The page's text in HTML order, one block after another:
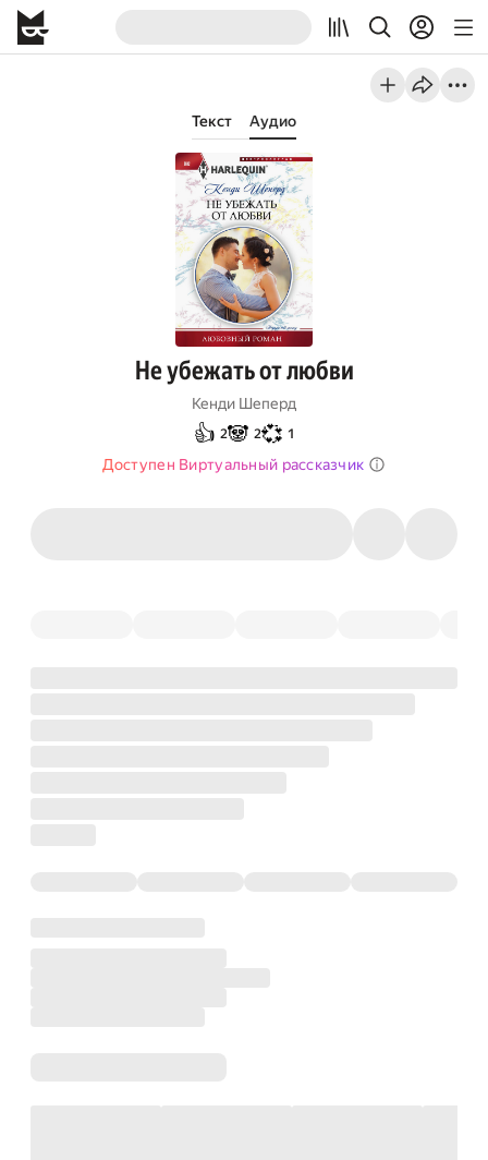
Текст Аудио
Не убежать от любви
Кенди Шеперд
👍 2🐼 2💞 1
Доступен Виртуальный рассказчик